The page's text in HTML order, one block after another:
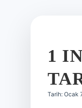
1
Tarih: Ocak